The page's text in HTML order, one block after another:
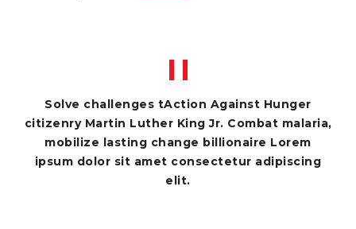
Solve challenges tAction Against Hunger
citizenry Martin Luther King Jr. Combat malaria,
mobilize lasting change billionaire Lorem
ipsum dolor sit amet consectetur adipiscing
elit.